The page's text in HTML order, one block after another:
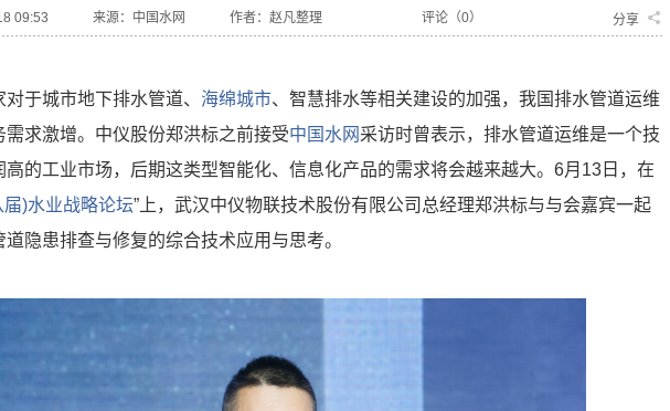
09:53 来源： 中国水网 作者：赵凡整理 评论（0） 分享
对于城市地下排水管道、 海绵城市、智慧排水等相关建设的加强，我国排水管道运维
需求激增。中仪股份郑洪标之前接受中国水网 采访时曾表示，排水管道运维是一个技
高的工业市场，后期这类型智能化、信息化产品的需求将会越来越大。6月13日，在
)水业战略论坛”上，武汉中仪物联技术股份有限公司总经理郑洪标与与会嘉宾一起
隐患排查与修复的综合技术应用与思考。